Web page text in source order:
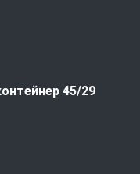
45/29